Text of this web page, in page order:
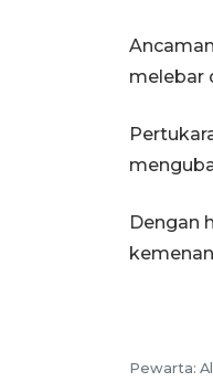
melebar
Dengan
Pewarta: